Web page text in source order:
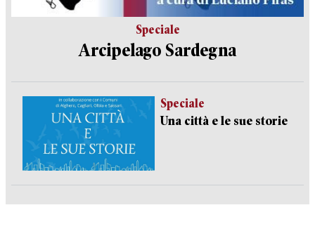
Speciale
Arcipelago Sardegna
Speciale
Una città e le sue storie